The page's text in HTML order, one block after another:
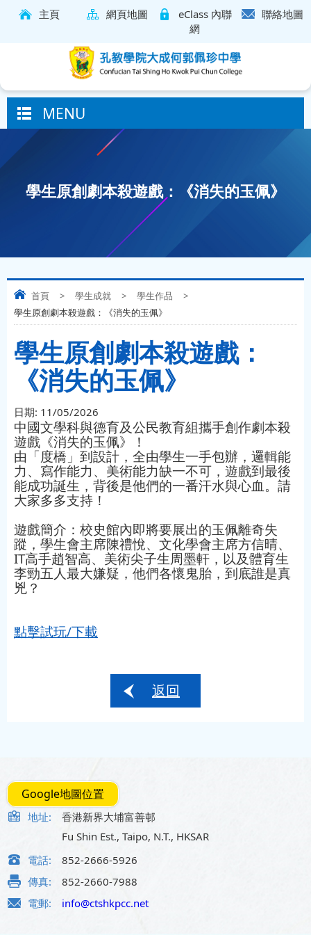
主頁 網頁地圖
eClass 內聯
網
聯絡地圖
MENU
學生原創劇本殺遊戲：《消失的玉佩》
首頁 > 學生成就 > 學生作品
>
學生原創劇本殺遊戲：《消失的玉佩》
學生原創劇本殺遊戲：
《消失的玉佩》
日期: 11/05/2026
中國文學科與德育及公民教育組攜手創作劇本殺
遊戲《消失的玉佩》！
由「度橋」到設計，全由學生一手包辦，邏輯能
力、寫作能力、美術能力缺一不可，遊戲到最後
能成功誕生，背後是他們的一番汗水與心血。請
大家多多支持！
遊戲簡介：校史館內即將要展出的玉佩離奇失
蹤，學生會主席陳禮悅、文化學會主席方信晴、
IT高手趙智高、美術尖子生周墨軒，以及體育生
李勁五人最大嫌疑，他們各懷鬼胎，到底誰是真
兇？
點擊試玩/下載
返回
Google地圖位置
地址:
香港新界大埔富善邨
Fu Shin Est., Taipo, N.T., HKSAR
電話:
852-2666-5926
傳真:
852-2660-7988
電郵:
info@ctshkpcc.net